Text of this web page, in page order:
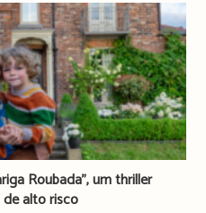
Roubada”, um thriller
alto risco